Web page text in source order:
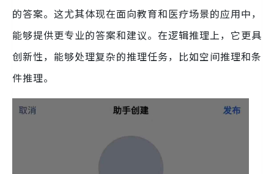
的答案。这尤其体现在面向教育和医疗场景的应用中，
能够提供更专业的答案和建议。在逻辑推理上，它更具
创新性，能够处理复杂的推理任务，比如空间推理和条
件推理。